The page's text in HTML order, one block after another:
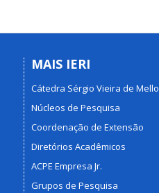
MAIS IERI
Cátedra Sérgio Vieira de Mello
Núcleos de Pesquisa
Coordenação de Extensão
Diretórios Acadêmicos
ACPE Empresa Jr.
Grupos de Pesquisa